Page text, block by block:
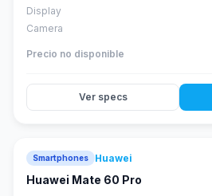
Display
Camera
Precio no disponible
Ver specs
Smartphones Huawei
Huawei Mate 60 Pro